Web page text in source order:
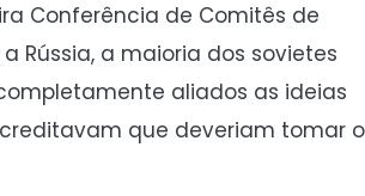
Conferência de Comitês de
Rússia, a maioria dos sovietes
aliados as ideias
que deveriam tomar o